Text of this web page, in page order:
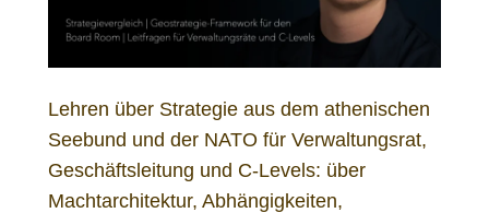
Lehren über Strategie aus dem athenischen
Seebund und der NATO für Verwaltungsrat,
Geschäftsleitung und C-Levels: über
Machtarchitektur, Abhängigkeiten,